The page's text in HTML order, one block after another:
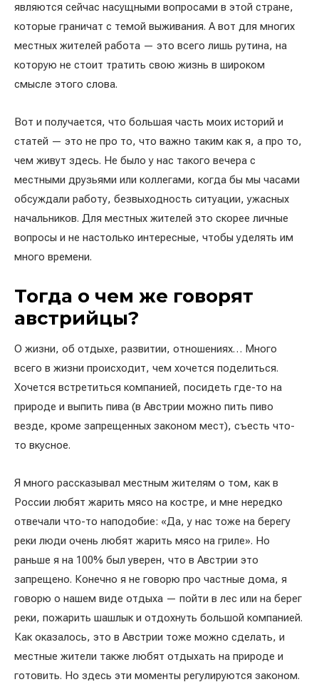
являются сейчас насущными вопросами в этой стране,
которые граничат с темой выживания. А вот для многих
местных жителей работа — это всего лишь рутина, на
которую не стоит тратить свою жизнь в широком
смысле этого слова.
Вот и получается, что большая часть моих историй и
статей — это не про то, что важно таким как я, а про то,
чем живут здесь. Не было у нас такого вечера с
местными друзьями или коллегами, когда бы мы часами
обсуждали работу, безвыходность ситуации, ужасных
начальников. Для местных жителей это скорее личные
вопросы и не настолько интересные, чтобы уделять им
много времени.
Тогда о чем же говорят
австрийцы?
О жизни, об отдыхе, развитии, отношениях… Много
всего в жизни происходит, чем хочется поделиться.
Хочется встретиться компанией, посидеть где-то на
природе и выпить пива (в Австрии можно пить пиво
везде, кроме запрещенных законом мест), съесть что-
то вкусное.
Я много рассказывал местным жителям о том, как в
России любят жарить мясо на костре, и мне нередко
отвечали что-то наподобие: «Да, у нас тоже на берегу
реки люди очень любят жарить мясо на гриле». Но
раньше я на 100% был уверен, что в Австрии это
запрещено. Конечно я не говорю про частные дома, я
говорю о нашем виде отдыха — пойти в лес или на берег
реки, пожарить шашлык и отдохнуть большой компанией.
Как оказалось, это в Австрии тоже можно сделать, и
местные жители также любят отдыхать на природе и
готовить. Но здесь эти моменты регулируются законом.